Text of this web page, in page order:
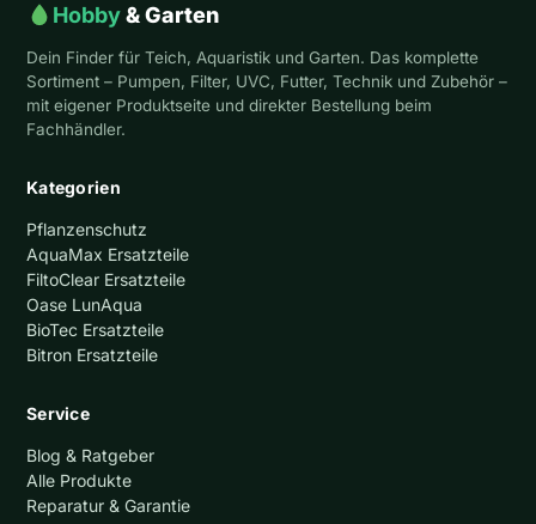
Hobby& Garten
Dein Finder für Teich, Aquaristik und Garten. Das komplette
Sortiment – Pumpen, Filter, UVC, Futter, Technik und Zubehör –
mit eigener Produktseite und direkter Bestellung beim
Fachhändler.
Kategorien
Pflanzenschutz
AquaMax Ersatzteile
FiltoClear Ersatzteile
Oase LunAqua
BioTec Ersatzteile
Bitron Ersatzteile
Service
Blog & Ratgeber
Alle Produkte
Reparatur & Garantie